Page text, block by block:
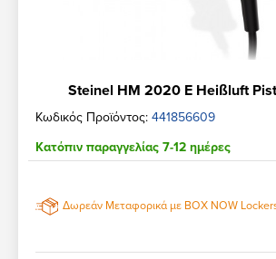
Steinel HM 2020 E Heißluft
Κωδικός Προϊόντος: 441856609
Κατόπιν παραγγελίας 7-12 ημέρες
Δωρεάν Μεταφορικά με BOX NOW